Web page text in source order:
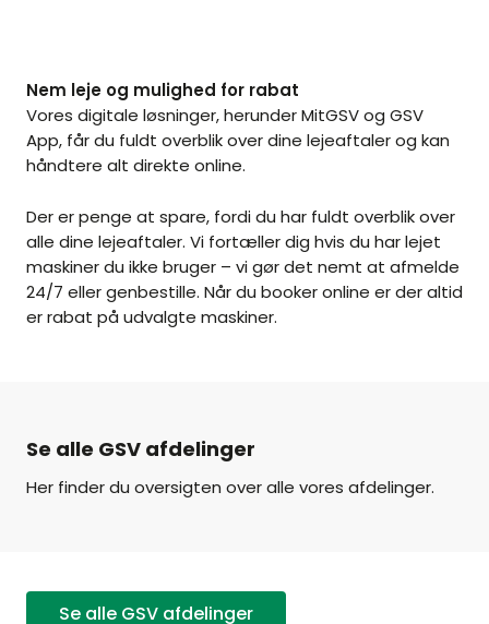
Nem leje og mulighed for rabat
Vores digitale løsninger, herunder MitGSV og GSV
App, får du fuldt overblik over dine lejeaftaler og kan
håndtere alt direkte online.
Der er penge at spare, fordi du har fuldt overblik over
alle dine lejeaftaler. Vi fortæller dig hvis du har lejet
maskiner du ikke bruger – vi gør det nemt at afmelde
24/7 eller genbestille. Når du booker online er der altid
er rabat på udvalgte maskiner.
Se alle GSV afdelinger
Her finder du oversigten over alle vores afdelinger.
Se alle GSV afdelinger